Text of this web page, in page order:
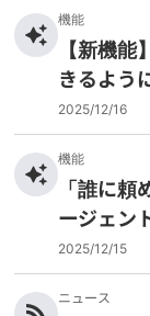
機能
【新機
きるよう
2025/12/16
機能
「誰に
ージェン
2025/12/15
ニュース